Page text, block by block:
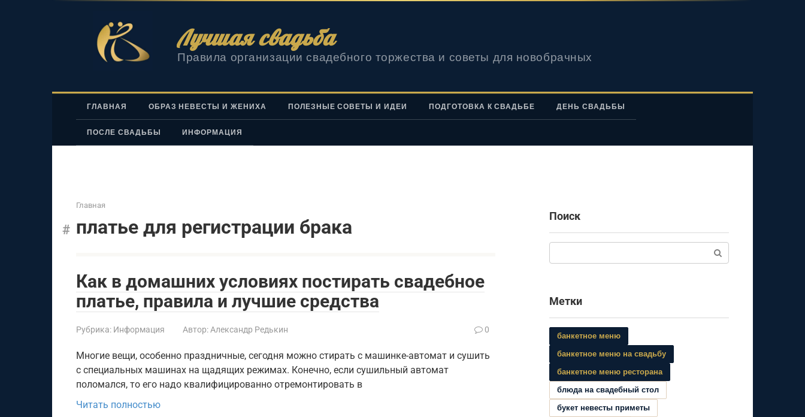
Лучшая свадьба
Правила организации свадебного торжества и советы для новобрачных
ГЛАВНАЯ ОБРАЗ НЕВЕСТЫ И ЖЕНИХА ПОЛЕЗНЫЕ СОВЕТЫ И ИДЕИ ПОДГОТОВКА К СВАДЬБЕ ДЕНЬ СВАДЬБЫ
ПОСЛЕ СВАДЬБЫ ИНФОРМАЦИЯ
Главная
платье для регистрации брака
Как в домашних условиях постирать свадебное
платье, правила и лучшие средства
Рубрика: Информация Автор: Александр Редькин 0
Многие вещи, особенно праздничные, сегодня можно стирать с машинке-автомат и сушить
с специальных машинах на щадящих режимах. Конечно, если сушильный автомат
поломался, то его надо квалифицированно отремонтировать в
Читать полностью
Поиск
Метки
банкетное меню
банкетное меню на свадьбу
банкетное меню ресторана
блюда на свадебный стол
букет невесты приметы